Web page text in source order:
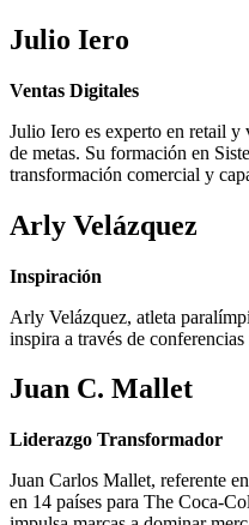
Julio Iero
Ventas Digitales
Julio Iero es experto en retail y
de metas. Su formación en
transformación comercial y
Arly Velázquez
Inspiración
Arly Velázquez, atleta
inspira a través de
Juan C. Mallet
Liderazgo Transformador
Juan Carlos Mallet, referente
en 14 países para The Coca-